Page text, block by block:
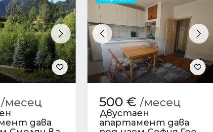
Next
/месец
дава
Previous Next
500 € /месец
Двустаен
апартамент дава